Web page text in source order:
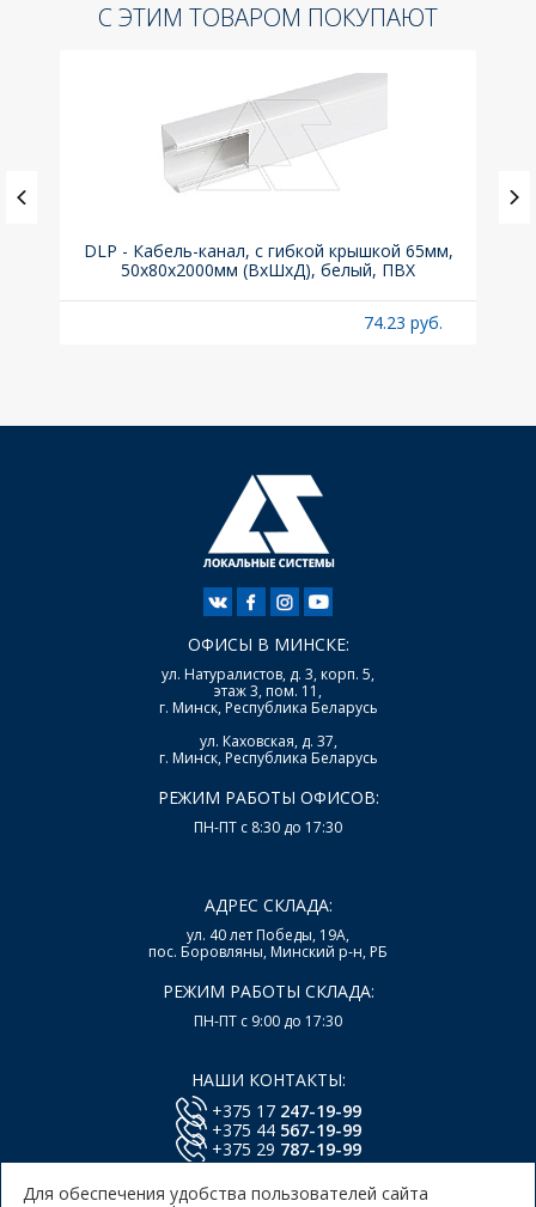
С ЭТИМ ТОВАРОМ ПОКУПАЮТ
DLP - Кабель-канал, с гибкой крышкой 65мм,
50x80х2000мм (ВхШхД), белый, ПВХ
74.23 руб.
ОФИСЫ В МИНСКЕ:
ул. Натуралистов, д. 3, корп. 5,
этаж 3, пом. 11,
г. Минск, Республика Беларусь
ул. Каховская, д. 37,
г. Минск, Республика Беларусь
РЕЖИМ РАБОТЫ ОФИСОВ:
ПН-ПТ с 8:30 до 17:30
АДРЕС СКЛАДА:
ул. 40 лет Победы, 19А,
пос. Боровляны, Минский р-н, РБ
РЕЖИМ РАБОТЫ СКЛАДА:
ПН-ПТ с 9:00 до 17:30
НАШИ КОНТАКТЫ:
+375 17 247-19-99
+375 44 567-19-99
+375 29 787-19-99
Для обеспечения удобства пользователей сайта